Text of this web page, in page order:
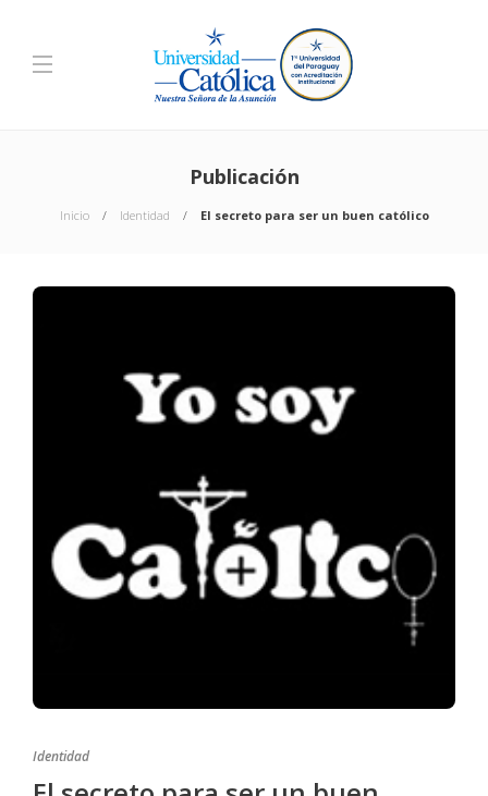
Publicación
Inicio Identidad El secreto para ser un buen católico
Identidad